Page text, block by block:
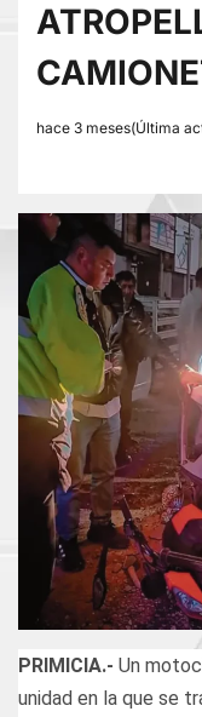
hace 3 meses(Última
PRIMICIA.- Un
unidad en la que se